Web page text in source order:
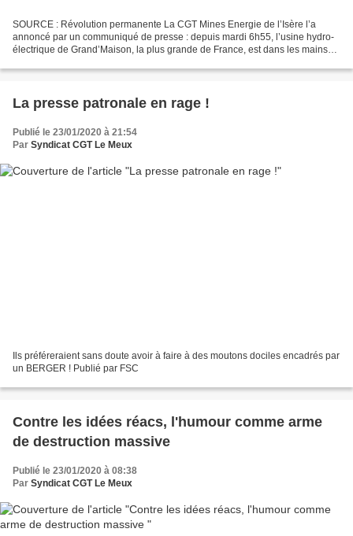
SOURCE : Révolution permanente La CGT Mines Energie de l’Isère l’a
annoncé par un communiqué de presse : depuis mardi 6h55, l’usine hydro-
électrique de Grand’Maison, la plus grande de France, est dans les mains
La presse patronale en rage !
Publié le 23/01/2020 à 21:54
Par Syndicat CGT Le Meux
Ils préféreraient sans doute avoir à faire à des moutons dociles encadrés par
un BERGER ! Publié par FSC
Contre les idées réacs, l'humour comme arme
de destruction massive
Publié le 23/01/2020 à 08:38
Par Syndicat CGT Le Meux